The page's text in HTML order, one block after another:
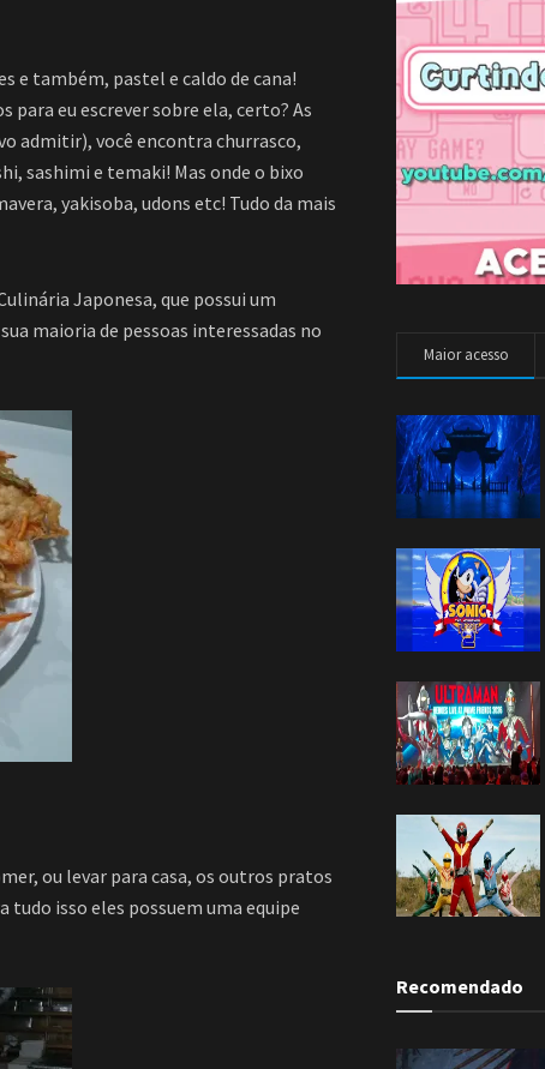
e também, pastel e caldo de cana!
eu escrever sobre ela, certo? As
admitir), você encontra churrasco,
sashimi e temaki! Mas onde o bixo
yakisoba, udons etc! Tudo da mais
Japonesa, que possui um
maioria de pessoas interessadas no
ou levar para casa, os outros pratos
tudo isso eles possuem uma equipe
Maior acesso
Recomendado